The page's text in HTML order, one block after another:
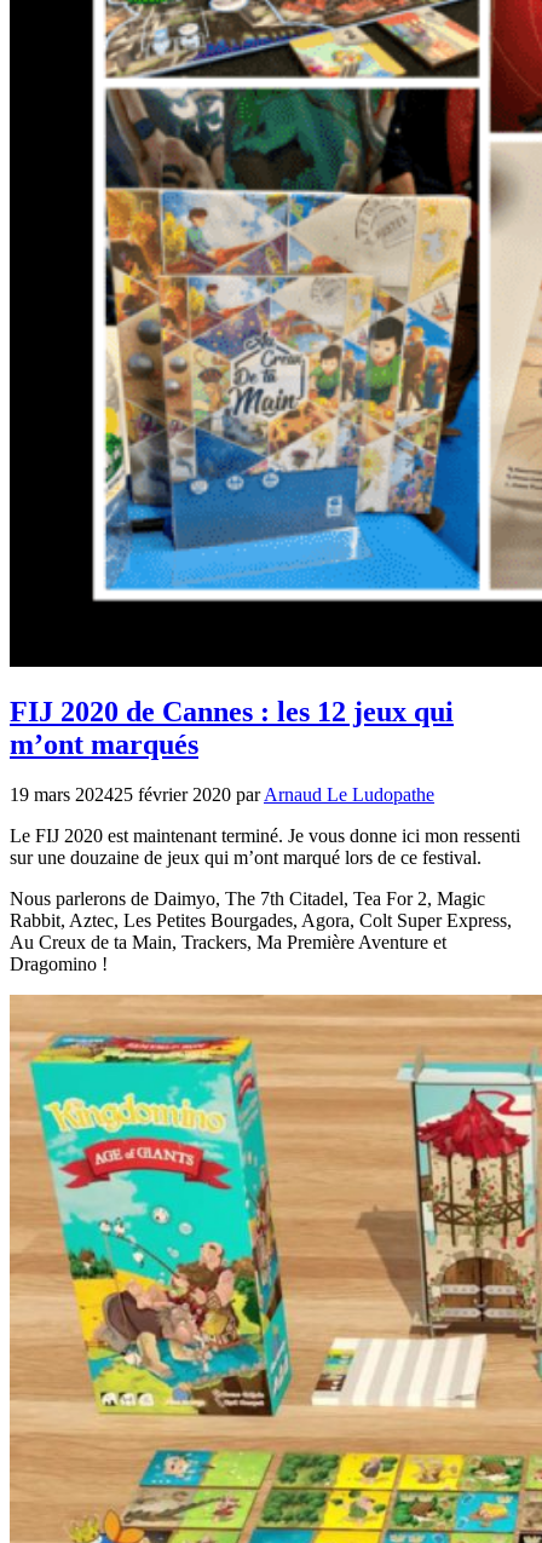
FIJ 2020 de Cannes : les 12 jeux qui
m’ont marqués
19 mars 202425 février 2020 parArnaud Le Ludopathe
Le FIJ 2020 est maintenant terminé. Je vous donne ici mon ressenti
sur une douzaine de jeux qui m’ont marqué lors de ce festival.
Nous parlerons de Daimyo, The 7th Citadel, Tea For 2, Magic
Rabbit, Aztec, Les Petites Bourgades, Agora, Colt Super Express,
Au Creux de ta Main, Trackers, Ma Première Aventure et
Dragomino !